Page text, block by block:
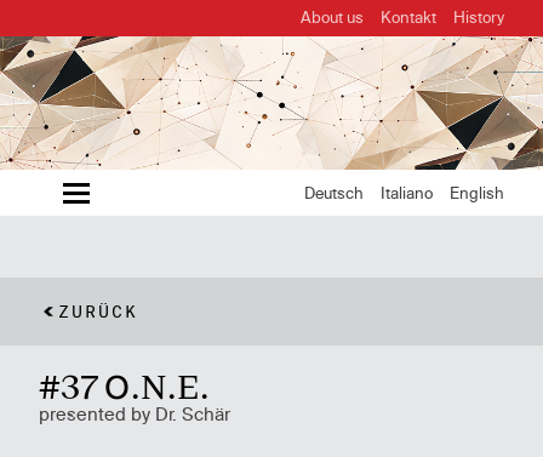
About us Kontakt History
Deutsch Italiano English
ZURÜCK
#37 O.N.E.
presented by Dr. Schär